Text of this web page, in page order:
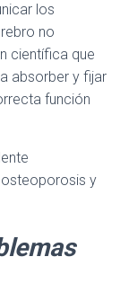
los
no
científica que
absorber y fijar
función
y